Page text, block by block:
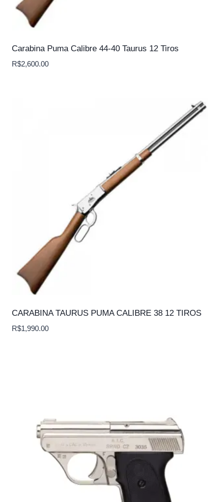
Carabina Puma Calibre 44-40 Taurus 12 Tiros
R$2,600.00
CARABINA TAURUS PUMA CALIBRE 38 12 TIROS
R$1,990.00